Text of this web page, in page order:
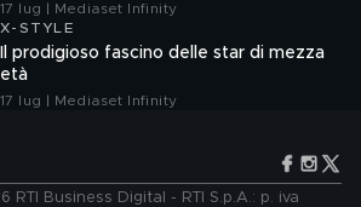
17 lug | Mediaset Infinity
X-STYLE
Il prodigioso fascino delle star di mezza
età
17 lug | Mediaset Infinity
RTI Business Digital - RTI S.p.A.: p. iva